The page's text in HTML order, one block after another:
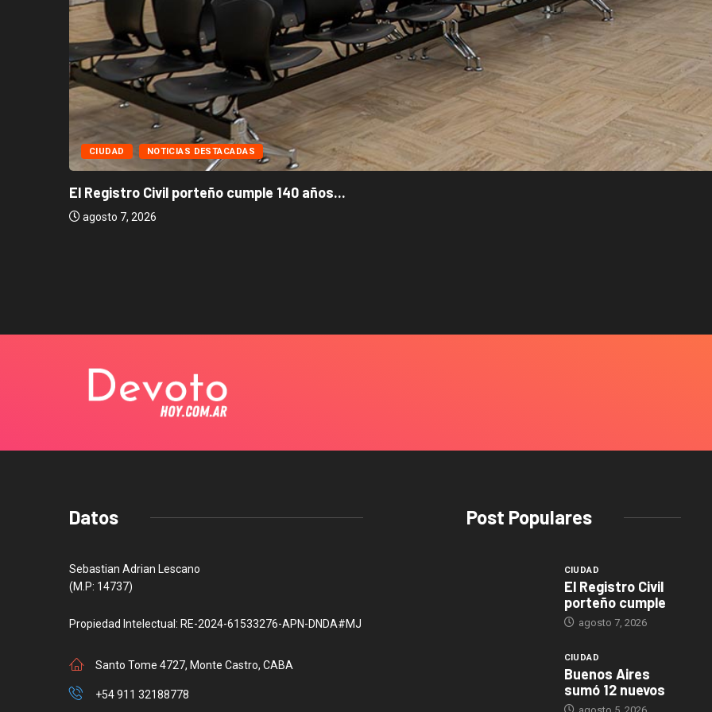
CIUDAD NOTICIAS DESTACADAS
El Registro Civil porteño cumple 140 años...
agosto 7, 2026
Datos
Sebastian Adrian Lescano
(M.P: 14737)
Propiedad Intelectual: RE-2024-61533276-APN-DNDA#MJ
Santo Tome 4727, Monte Castro, CABA
+54 911 32188778
Post Populares
CIUDAD
El Registro Civil
porteño cumple
agosto 7, 2026
CIUDAD
Buenos Aires
sumó 12 nuevos